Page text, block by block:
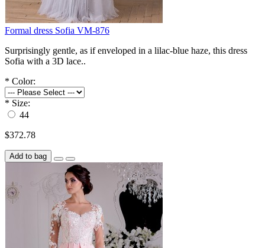
Formal dress Sofia VM-876
Surprisingly gentle, as if enveloped in a lilac-blue haze, this dress
Sofia with a 3D lace..
* Color:
* Size:
44
$372.78
Add to bag